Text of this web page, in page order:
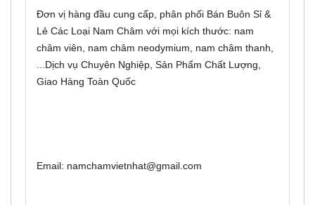
Đơn vị hàng đầu cung cấp, phân phối Bán Buôn Sỉ &
Lẻ Các Loại Nam Châm với mọi kích thước: nam
châm viên, nam châm neodymium, nam châm thanh,
...Dịch vụ Chuyên Nghiệp, Sản Phẩm Chất Lượng,
Giao Hàng Toàn Quốc
Email: namchamvietnhat@gmail.com